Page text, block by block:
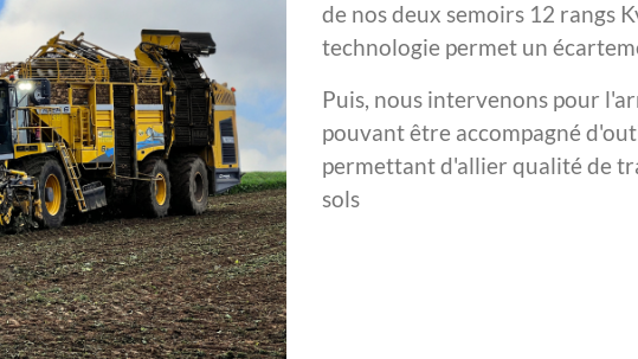
de nos deux semoirs 12 rangs
technologie permet un
Puis, nous intervenons pour
pouvant être accompagné
permettant d'allier qualité de
sols